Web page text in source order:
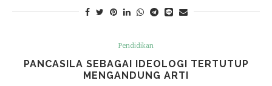
Pendidikan
PANCASILA SEBAGAI IDEOLOGI TERTUTUP
MENGANDUNG ARTI